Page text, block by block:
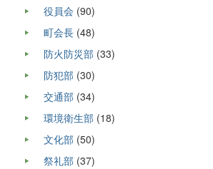
役員会 (90)
町会長 (48)
防火防災部 (33)
防犯部 (30)
交通部 (34)
環境衛生部 (18)
文化部 (50)
祭礼部 (37)